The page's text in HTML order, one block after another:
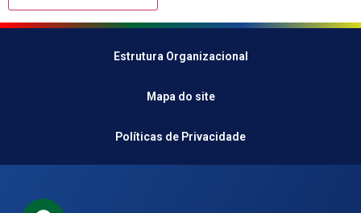
Estrutura Organizacional
Mapa do site
Políticas de Privacidade